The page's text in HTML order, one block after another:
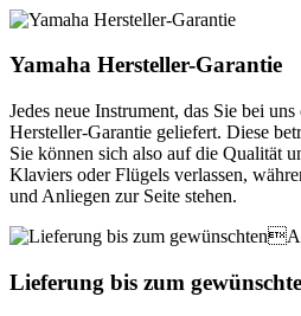
Yamaha Hersteller-Garantie
Jedes neue Instrument, das Sie bei
Hersteller-Garantie geliefert. Diese
Sie können sich also auf die Qualität
Klaviers oder Flügels verlassen,
und Anliegen zur Seite stehen.
Lieferung bis zum